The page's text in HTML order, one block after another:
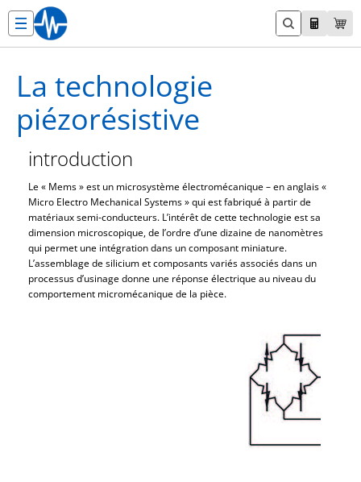
contenu
La technologie
piézorésistive
introduction
Le « Mems » est un microsystème électromécanique – en anglais «
Micro Electro Mechanical Systems » qui est fabriqué à partir de
matériaux semi-conducteurs. L’intérêt de cette technologie est sa
dimension microscopique, de l’ordre d’une dizaine de nanomètres
qui permet une intégration dans un composant miniature.
L’assemblage de silicium et composants variés associés dans un
processus d’usinage donne une réponse électrique au niveau du
comportement micromécanique de la pièce.